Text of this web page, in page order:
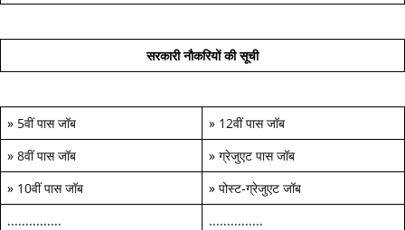
सरकारी नौकरियों की सूची
» 5वीं पास जॉब » 12वीं पास जॉब
» 8वीं पास जॉब » ग्रेजुएट पास जॉब
» 10वीं पास जॉब » पोस्ट-ग्रेजुएट जॉब
...............
...............